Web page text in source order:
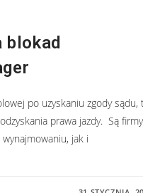
blokad
po uzyskaniu zgody sądu,
prawa jazdy. Są
jak i